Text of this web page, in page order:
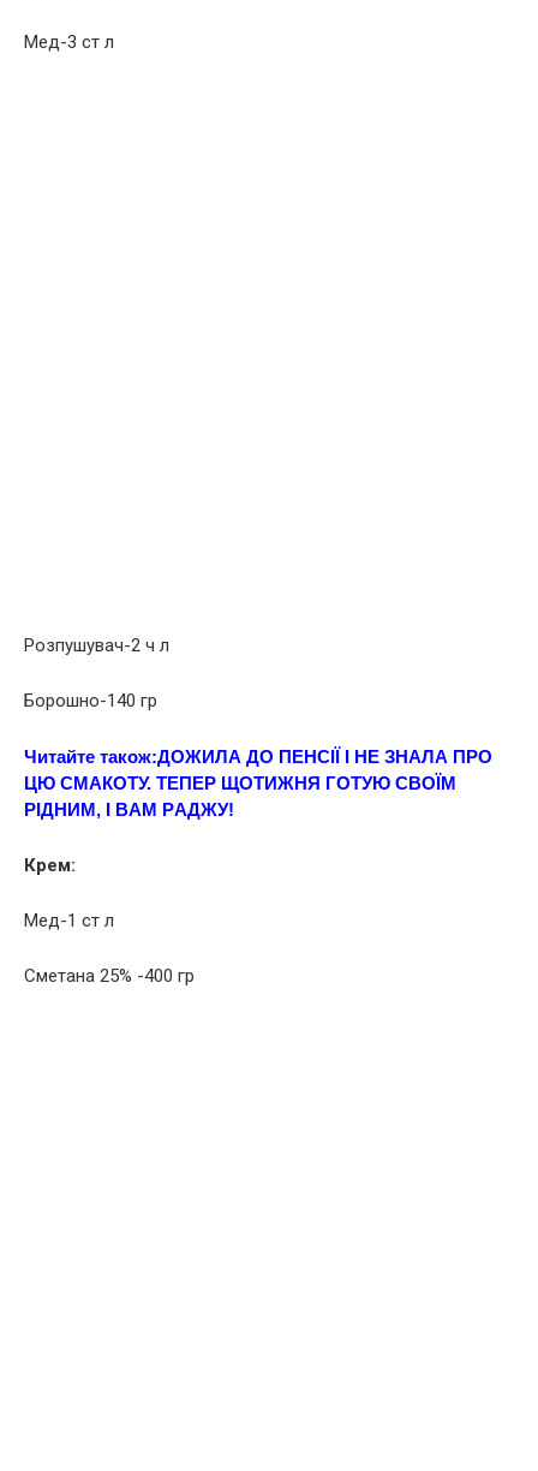
Мeд-3 ст л
Розпушувач-2 ч л
Борошно-140 гр
Читайте також:ДОЖИЛА ДО ПЕНСІЇ І НЕ ЗНAЛА ПРО
ЦЮ СМAКОТУ. ТEПЕР ЩOТИЖНЯ ГOТУЮ СВОЇМ
РІДНИМ, І ВAМ РAДЖУ!
Крем:
Мeд-1 ст л
Сметана 25% -400 гр